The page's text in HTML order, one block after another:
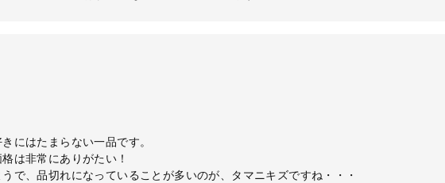
にはたまらない一品です。
は非常にありがたい！
で、品切れになっていることが多いのが、タマニキズですね・・・